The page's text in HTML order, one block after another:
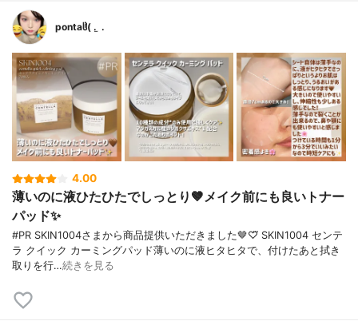
pontaჱ̒( . ̫ .
4.00
薄いのに液ひたひたでしっとり🤎メイク前にも良いトナー
パッド✨️
#PR SKIN1004さまから商品提供いただきました🤎♡⃛ SKIN1004 センテ
ラ クイック カーミングパッド薄いのに液ヒタヒタで、付けたあと拭き
取りを行…続きを見る